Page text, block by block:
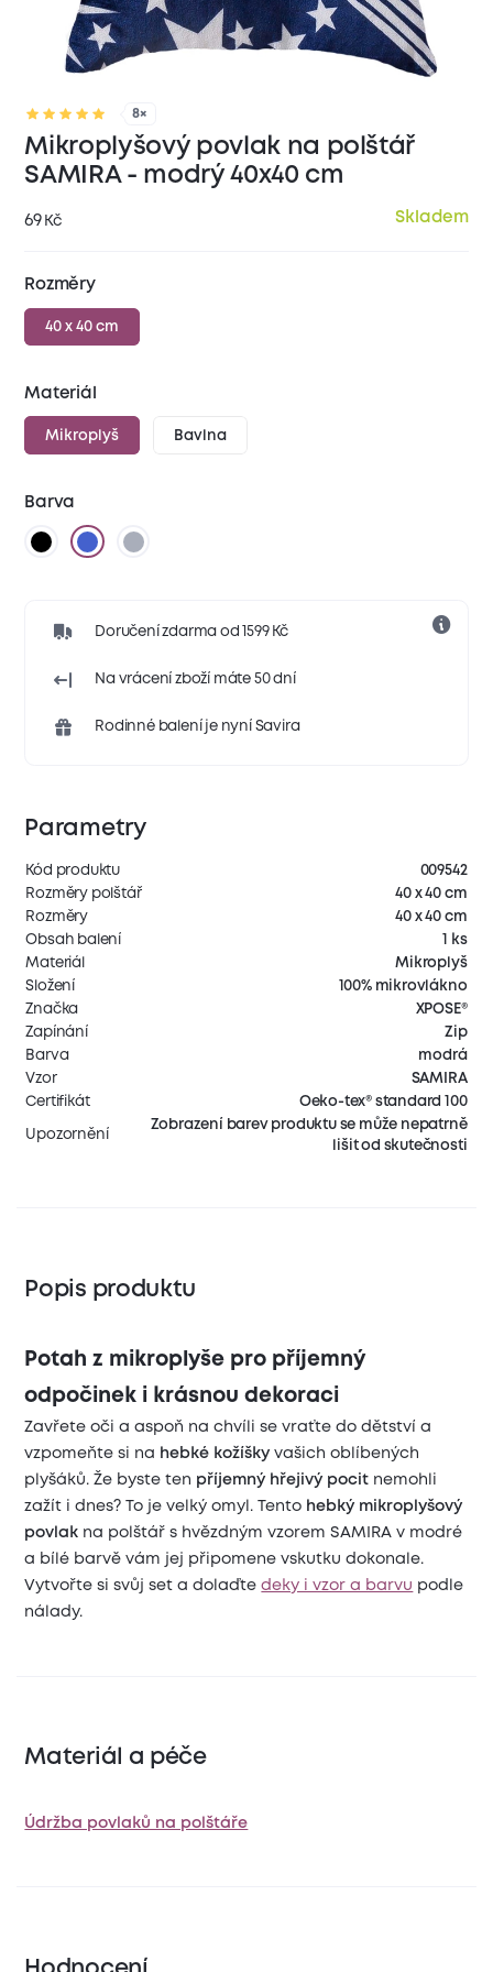
8×
Mikroplyšový povlak na polštář
SAMIRA - modrý 40x40 cm
69 Kč Skladem
Rozměry
40 x 40 cm
Materiál
Mikroplyš Bavlna
Barva
Doručení zdarma od 1599 Kč
Na vrácení zboží máte 50 dní
Rodinné balení je nyní Savira
Parametry
Kód produktu
009542
Rozměry polštář
40 x 40 cm
Rozměry
40 x 40 cm
Obsah balení
1 ks
Materiál
Mikroplyš
Složení
100% mikrovlákno
Značka
XPOSE®
Zapínání
Zip
Barva
modrá
Vzor
SAMIRA
Certifikát
Oeko-tex® standard 100
Upozornění
Zobrazení barev produktu se může nepatrně
lišit od skutečnosti
Popis produktu
Potah z mikroplyše pro příjemný
odpočinek i krásnou dekoraci
Zavřete oči a aspoň na chvíli se vraťte do dětství a
vzpomeňte si na
hebké kožíšky vašich oblíbených
plyšáků. Že byste ten příjemný hřejivý pocit nemohli
zažít i dnes? To je velký omyl. Tento hebký mikroplyšový
povlak na polštář s hvězdným vzorem SAMIRA v modré
a bílé barvě vám jej připomene vskutku dokonale.
Vytvořte si svůj set a dolaďtedeky i vzor a barvu podle
nálady.
Materiál a péče
Údržba povlaků na polštáře